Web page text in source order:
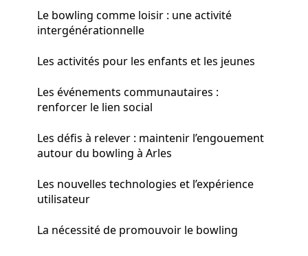
Le bowling comme loisir : une activité
intergénérationnelle
Les activités pour les enfants et les jeunes
Les événements communautaires :
renforcer le lien social
Les défis à relever : maintenir l’engouement
autour du bowling à Arles
Les nouvelles technologies et l’expérience
utilisateur
La nécessité de promouvoir le bowling